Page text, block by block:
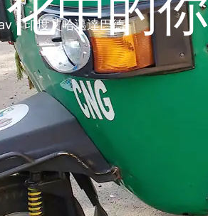
，印度艾哈邁達巴德